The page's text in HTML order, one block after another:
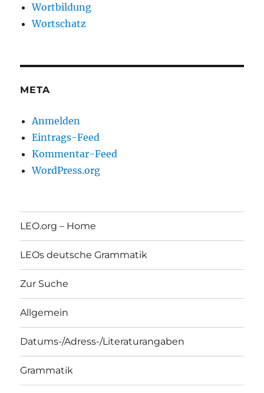
Wortbildung
Wortschatz
META
Anmelden
Eintrags-Feed
Kommentar-Feed
WordPress.org
LEO.org – Home
LEOs deutsche Grammatik
Zur Suche
Allgemein
Datums-/Adress-/Literaturangaben
Grammatik